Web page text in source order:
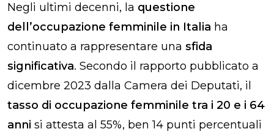
Negli ultimi decenni, la questione
dell’occupazione femminile in Italia ha
continuato a rappresentare una sfida
significativa. Secondo il rapporto pubblicato a
dicembre 2023 dalla Camera dei Deputati, il
tasso di occupazione femminile tra i 20 e i 64
anni si attesta al 55%, ben 14 punti percentuali